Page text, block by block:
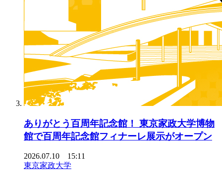
ありがとう百周年記念館！ 東京家政大学博物
館で百周年記念館フィナーレ展示がオープン
2026.07.10 15:11
東京家政大学